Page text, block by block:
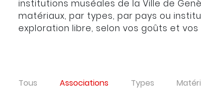
institutions muséales de la Ville de
matériaux, par types, par pays ou
exploration libre, selon vos goûts et vos
Tous Associations Types